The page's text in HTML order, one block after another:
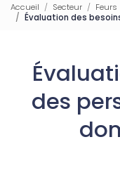
Accueil Secteur
Feurs
Évaluation des
des